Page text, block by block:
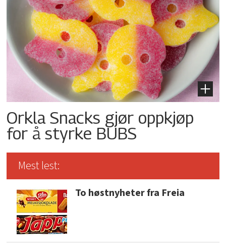
Orkla Snacks gjør oppkjøp
for å styrke BUBS
Mest lest:
To høstnyheter fra Freia